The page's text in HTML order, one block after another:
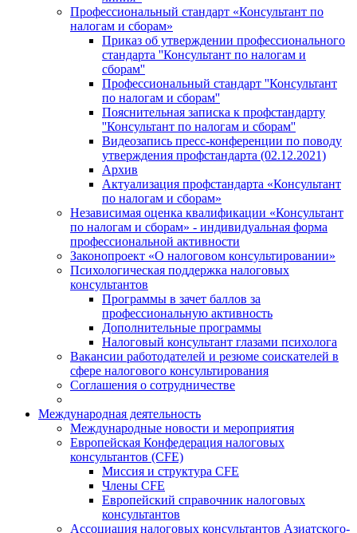
Профессиональный стандарт «Консультант по
налогам и сборам»
Приказ об утверждении профессионального
стандарта ''Консультант по налогам и
сборам''
Профессиональный стандарт ''Консультант
по налогам и сборам''
Пояснительная записка к профстандарту
''Консультант по налогам и сборам''
Видеозапись пресс-конференции по поводу
утверждения профстандарта (02.12.2021)
Архив
Актуализация профстандарта «Консультант
по налогам и сборам»
Независимая оценка квалификации «Консультант
по налогам и сборам» - индивидуальная форма
профессиональной активности
Законопроект «О налоговом консультировании»
Психологическая поддержка налоговых
консультантов
Программы в зачет баллов за
профессиональную активность
Дополнительные программы
Налоговый консультант глазами психолога
Вакансии работодателей и резюме соискателей в
сфере налогового консультирования
Соглашения о сотрудничестве
Международная деятельность
Международные новости и мероприятия
Европейская Конфедерация налоговых
консультантов (CFE)
Миссия и структура CFE
Члены CFE
Европейский справочник налоговых
консультантов
Ассоциация налоговых консультантов Азиатского-